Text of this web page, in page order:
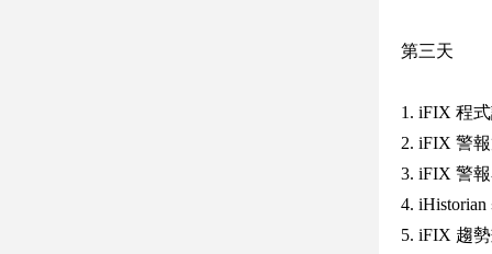
第三天
1. iFIX 程
2. iFIX 警
3. iFIX 警
4.
5. iFIX 趨